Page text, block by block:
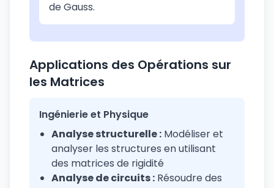
de Gauss.
Applications des Opérations sur
les Matrices
Ingénierie et Physique
Analyse structurelle : Modéliser et
analyser les structures en utilisant
des matrices de rigidité
Analyse de circuits : Résoudre des